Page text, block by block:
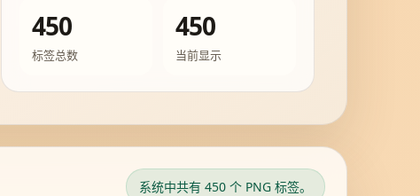
450
标签总数
450
当前显示
系统中共有 450 个 PNG 标签。